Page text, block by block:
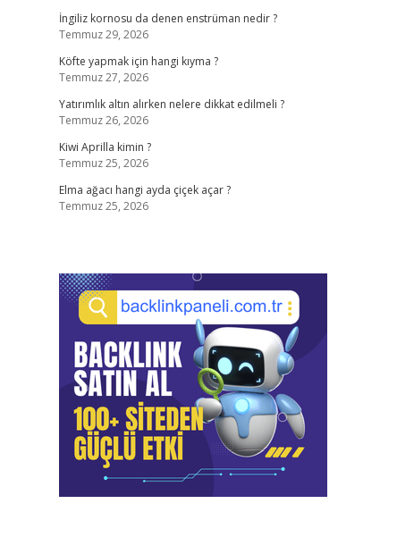
İngiliz kornosu da denen enstrüman nedir ?
Temmuz 29, 2026
Köfte yapmak için hangi kıyma ?
Temmuz 27, 2026
Yatırımlık altın alırken nelere dikkat edilmeli ?
Temmuz 26, 2026
Kiwi Aprilla kimin ?
Temmuz 25, 2026
Elma ağacı hangi ayda çiçek açar ?
Temmuz 25, 2026